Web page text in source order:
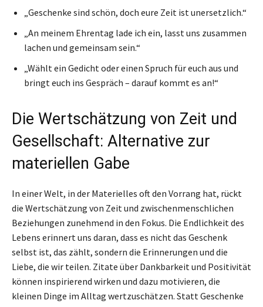
„Geschenke sind schön, doch eure Zeit ist unersetzlich.“
„An meinem Ehrentag lade ich ein, lasst uns zusammen
lachen und gemeinsam sein.“
„Wählt ein Gedicht oder einen Spruch für euch aus und
bringt euch ins Gespräch – darauf kommt es an!“
Die Wertschätzung von Zeit und
Gesellschaft: Alternative zur
materiellen Gabe
In einer Welt, in der Materielles oft den Vorrang hat, rückt
die Wertschätzung von Zeit und zwischenmenschlichen
Beziehungen zunehmend in den Fokus. Die Endlichkeit des
Lebens erinnert uns daran, dass es nicht das Geschenk
selbst ist, das zählt, sondern die Erinnerungen und die
Liebe, die wir teilen. Zitate über Dankbarkeit und Positivität
können inspirierend wirken und dazu motivieren, die
kleinen Dinge im Alltag wertzuschätzen. Statt Geschenke